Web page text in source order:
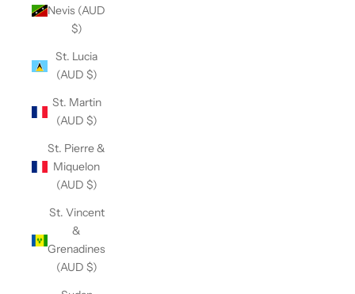
Nevis (AUD
$)
St. Lucia
(AUD $)
St. Martin
(AUD $)
St. Pierre &
Miquelon
(AUD $)
St. Vincent
&
Grenadines
(AUD $)